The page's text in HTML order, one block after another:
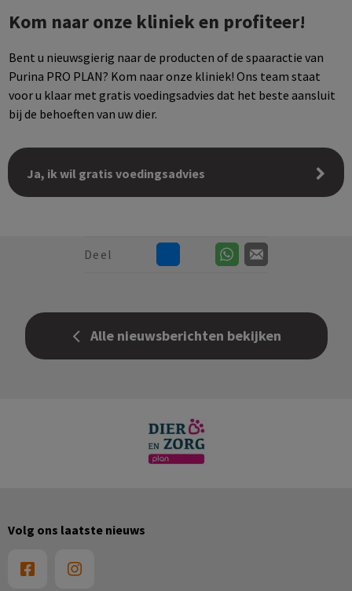
Kom naar onze kliniek en profiteer!
Bent u nieuwsgierig naar de producten of de spaaractie van
Purina PRO PLAN? Kom naar onze kliniek! Ons team staat
voor u klaar met gratis voedingsadvies dat het beste aansluit
bij de behoeften van uw dier.
Ja, ik wil gratis voedingsadvies
Deel
Alle nieuwsberichten bekijken
Volg ons laatste nieuws